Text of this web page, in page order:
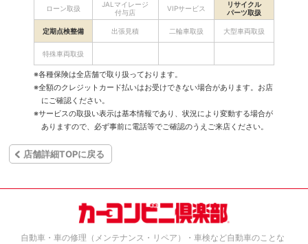
ローン取扱
JALマイレージ
付与店
VIPサービス
リサイクル
パーツ取扱
定期点検整備 出張見積 二輪車取扱 大型車両取扱
特殊車両取扱
※各種保険は全店舗で取り扱っております。
※全額のクレジットカード払いはお受けできない場合があります。お店
にご確認ください。
※サービスの取扱い表示は基本情報であり、状況により変動する場合が
ありますので、必ず事前に電話等でご確認のうえご来店ください。
店舗詳細TOPに戻る
自動車・車の修理（メンテナンス・リペア）・車検など自動車のことな